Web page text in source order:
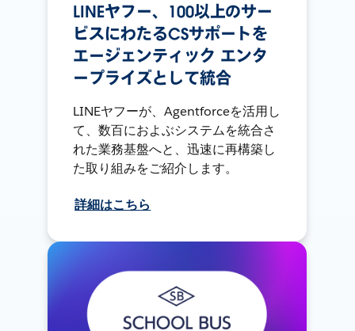
LINEヤフー、100以上のサー
ビスにわたるCSサポートを
エージェンティック エンタ
ープライズとして統合
LINEヤフーが、Agentforceを活用し
て、数百におよぶシステムを統合さ
れた業務基盤へと、迅速に再構築し
た取り組みをご紹介します。
詳細はこちら